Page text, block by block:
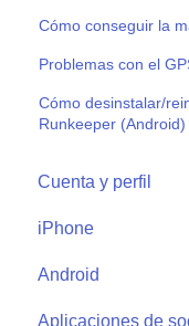
Cómo conseguir la
Problemas con el
Cómo desinstalar/
Runkeeper (Android)
Cuenta y perfil
iPhone
Start
Android
Aplicaciones de